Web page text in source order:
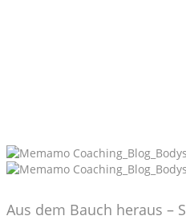
Aus dem Bauch heraus –